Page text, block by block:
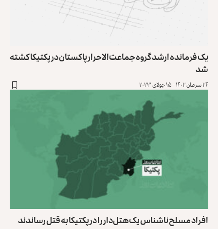
یک فرمانده ارشد گروه جماعت‌الاحرار پاکستان در پکتیکا کشته
شد
۲۴ سرطان ۱۴۰۲ - ۱۵ جولای ۲۰۲۳
افراد مسلح ناشناس یک هتل‌دار را در پکتیکا به قتل رساندند